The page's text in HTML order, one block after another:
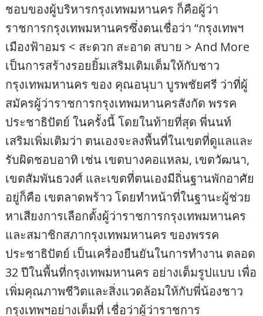
ชอบของผู้บริหารกรุงเทพมหานคร ก็คือผู้ว่า
ราชการกรุงเทพมหานครซึ่งตนเชื่อว่า “กรุงเทพฯ
เมืองฟ้าอมร < สะดวก สะอาด สบาย > And More
เป็นการสร้างรอยยิ้มเสริมเติมเต็มให้กับชาว
กรุงเทพมหานคร ของ คุณอนุบา บูรพชัยศรี ว่าที่ผู้
สมัครผู้ว่าราชการกรุงเทพมหานครสังกัด พรรค
ประชาธิปัตย์ ในครั้งนี้ โดยในท้ายที่สุด พี่นนท์
เสริมเพิ่มเติมว่า ตนเองจะลงพื้นที่ในเขตที่ดูแลและ
รับผิดชอบอาทิ เช่น เขตบางคอแหลม, เขตวัฒนา,
เขตสัมพันธวงศ์ และเขตที่ตนเองมีถิ่นฐานพักอาศัย
อยู่ก็คือ เขตลาดพร้าว โดยทำหน้าที่ในฐานะผู้ช่วย
หาเสียงการเลือกตั้งผู้ว่าราชการกรุงเทพมหานคร
และสมาชิกสภากรุงเทพมหานคร ของพรรค
ประชาธิปัตย์ เป็นเครื่องยืนยันในการทำงาน ตลอด
32 ปีในพื้นที่กรุงเทพมหานคร อย่างเต็มรูปแบบ เพื่อ
เพิ่มคุณภาพชีวิตและสิ่งแวดล้อมให้กับพี่น้องชาว
กรุงเทพฯอย่างเต็มที่ เชื่อว่าผู้ว่าราชการ